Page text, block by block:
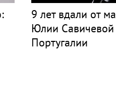
9 лет вдали от
Юлии
Португалии